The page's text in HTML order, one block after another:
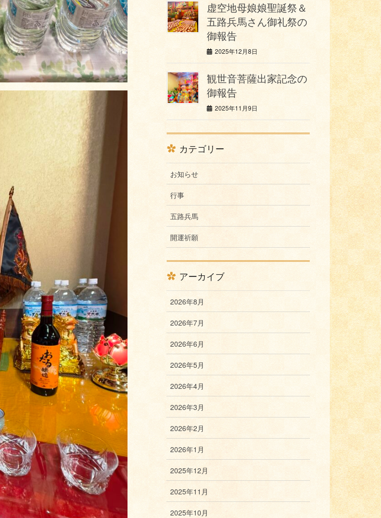
虚空地母娘娘聖誕祭＆
五路兵馬さん御礼祭の
御報告
2025年12月8日
観世音菩薩出家記念の
御報告
2025年11月9日
カテゴリー
お知らせ
行事
五路兵馬
開運祈願
アーカイブ
2026年8月
2026年7月
2026年6月
2026年5月
2026年4月
2026年3月
2026年2月
2026年1月
2025年12月
2025年11月
2025年10月